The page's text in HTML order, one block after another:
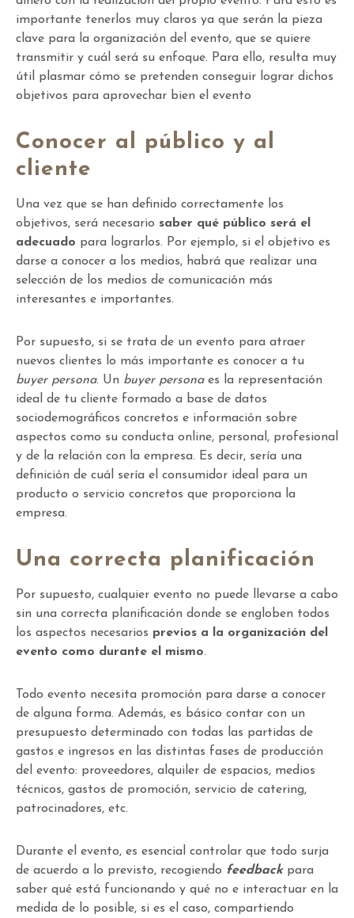
importante tenerlos muy claros ya que serán la pieza
clave para la organización del evento, que se quiere
transmitir y cuál será su enfoque. Para ello, resulta muy
útil plasmar cómo se pretenden conseguir lograr dichos
objetivos para aprovechar bien el evento
Conocer al público y al
cliente
Una vez que se han definido correctamente los
objetivos, será necesario saber qué público será el
adecuado para lograrlos. Por ejemplo, si el objetivo es
darse a conocer a los medios, habrá que realizar una
selección de los medios de comunicación más
interesantes e importantes.
Por supuesto, si se trata de un evento para atraer
nuevos clientes lo más importante es conocer a tu
buyer persona. Un buyer personaes la representación
ideal de tu cliente formado a base de datos
sociodemográficos concretos e información sobre
aspectos como su conducta online, personal, profesional
y de la relación con la empresa. Es decir, sería una
definición de cuál sería el consumidor ideal para un
producto o servicio concretos que proporciona la
empresa.
Una correcta planificación
Por supuesto, cualquier evento no puede llevarse a cabo
sin una correcta planificación donde se engloben todos
los aspectos necesarios previos a la organización del
evento como durante el mismo.
Todo evento necesita promoción para darse a conocer
de alguna forma. Además, es básico contar con un
presupuesto determinado con todas las partidas de
gastos e ingresos en las distintas fases de producción
del evento: proveedores, alquiler de espacios, medios
técnicos, gastos de promoción, servicio de catering,
patrocinadores, etc.
Durante el evento, es esencial controlar que todo surja
de acuerdo a lo previsto, recogiendo feedbackpara
saber qué está funcionando y qué no e interactuar en la
medida de lo posible, si es el caso, compartiendo